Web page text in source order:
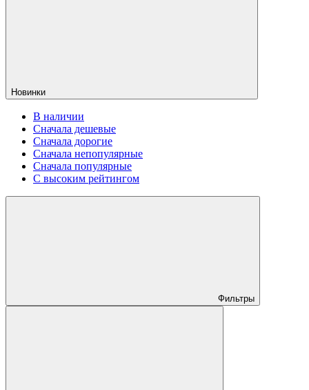
Новинки
В наличии
Сначала дешевые
Сначала дорогие
Сначала непопулярные
Сначала популярные
С высоким рейтингом
Фильтры